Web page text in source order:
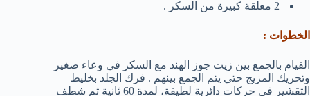
الخطوات :
القيام بالجمع بين زيت جوز الهند مع السكر في وعاء صغير
وتحريك المزيج حتي يتم الجمع بينهم . فرك الجلد بخليط
التقشير في حركات دائرية لطيفة، لمدة 60 ثانية ثم شطف